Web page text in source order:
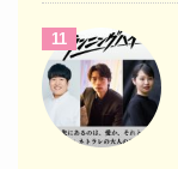
11